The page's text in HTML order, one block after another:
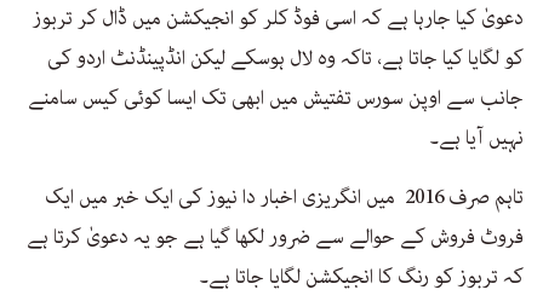
دعویٰ کیا جارہا ہے کہ اسی فوڈ کلر کو انجیکشن میں ڈال کر تربوز
کو لگایا کیا جاتا ہے، تاکہ وہ لال ہوسکے لیکن انڈپینڈنٹ اردو کی
جانب سے اوپن سورس تفتیش میں ابھی تک ایسا کوئی کیس سامنے
نہیں آیا ہے۔
تاہم صرف 2016 میں انگریزی اخبار دا نیوز کی ایک خبر میں ایک
فروٹ فروش کے حوالے سے ضرور لکھا گیا ہے جو یہ دعویٰ کرتا ہے
کہ تربوز کو رنگ کا انجیکشن لگایا جاتا ہے۔